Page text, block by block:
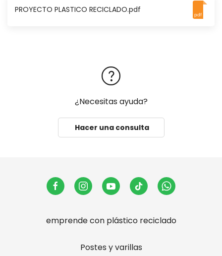
PROYECTO PLASTICO RECICLADO.pdf
pdf
¿Necesitas ayuda?
Hacer una consulta
emprende con plástico reciclado
Postes y varillas